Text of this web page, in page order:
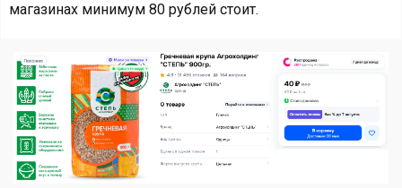
магазинах минимум 80 рублей стоит.